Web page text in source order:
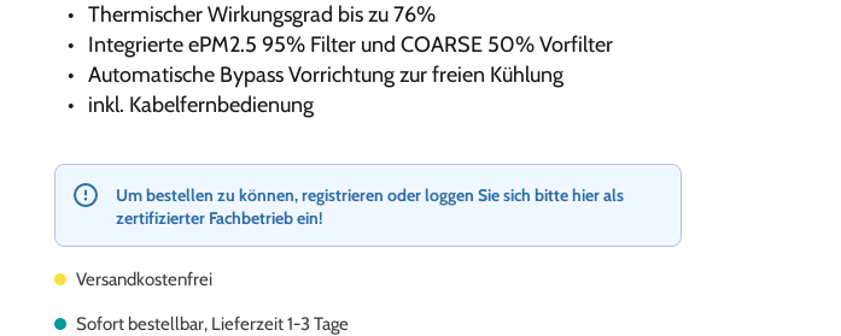
Thermischer Wirkungsgrad bis zu 76%
Integrierte ePM2.5 95% Filter und COARSE 50% Vorfilter
Automatische Bypass Vorrichtung zur freien Kühlung
inkl. Kabelfernbedienung
Um bestellen zu können, registrieren oder loggen Sie sich bitte hier als
zertifizierter Fachbetrieb ein!
Versandkostenfrei
Sofort bestellbar, Lieferzeit 1-3 Tage